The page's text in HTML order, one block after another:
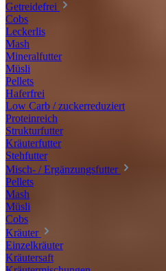
Getreidefrei
Cobs
Leckerlis
Mash
Mineralfutter
Müsli
Pellets
Haferfrei
Low Carb / zuckerreduziert
Proteinreich
Strukturfutter
Kräuterfutter
Stehfutter
Misch- / Ergänzungsfutter
Pellets
Mash
Müsli
Cobs
Kräuter
Einzelkräuter
Kräutersaft